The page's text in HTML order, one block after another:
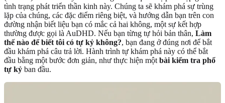
tình trạng phát triển thần kinh này. Chúng ta sẽ khám phá sự trùng
lặp của chúng, các đặc điểm riêng biệt, và hướng dẫn bạn trên con
đường nhận biết liệu bạn có mắc cả hai không, một sự kết hợp
thường được gọi là AuDHD. Nếu bạn từng tự hỏi bản thân, Làm
thế nào để biết tôi có tự kỷ không?, bạn đang ở đúng nơi để bắt
đầu khám phá câu trả lời. Hành trình tự khám phá này có thể bắt
đầu bằng một bước đơn giản, như thực hiện một bài kiểm tra phổ
tự kỷ ban đầu.